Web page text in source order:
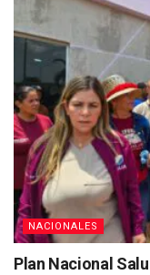
NACIONALES
Plan Nacional